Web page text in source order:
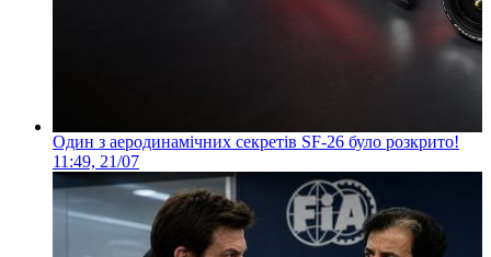
Один з аеродинамічних секретів SF-26 було розкрито!
11:49, 21/07